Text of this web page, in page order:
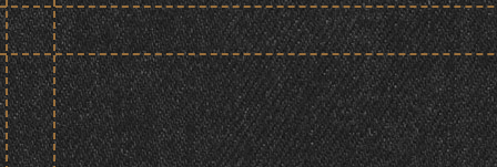
Skip
to
content